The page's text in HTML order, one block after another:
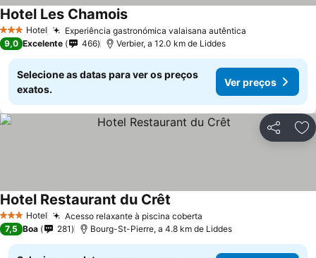
3 EstrelasHotel Experiência gastronómica valaisana autêntica
Hotel Les Chamois
9,0 Excelente 466 Verbier, a 12.0 km de Liddes
Selecione as datas para ver os preços
exatos.
Ver preços
Partilhar
3 EstrelasHotel Acesso relaxante à piscina coberta
Hotel Restaurant du Crêt
7,5 Boa 281 Bourg-St-Pierre, a 4.8 km de Liddes